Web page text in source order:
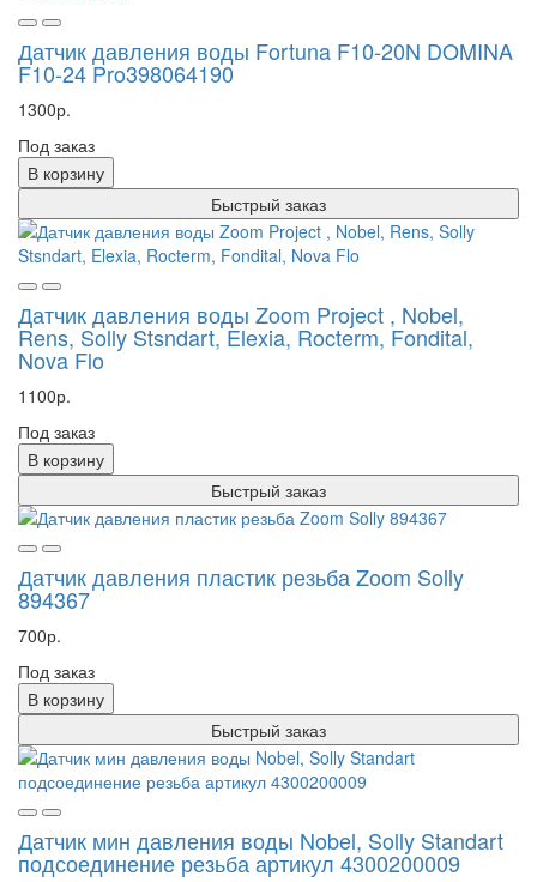
Датчик давления воды Fortuna F10-20N DOMINA
F10-24 Pro398064190
1300р.
Под заказ
В корзину
Быстрый заказ
Датчик давления воды Zoom Project , Nobel,
Rens, Solly Stsndart, Elexia, Rocterm, Fondital,
Nova Flo
1100р.
Под заказ
В корзину
Быстрый заказ
Датчик давления пластик резьба Zoom Solly
894367
700р.
Под заказ
В корзину
Быстрый заказ
Датчик мин давления воды Nobel, Solly Standart
подсоединение резьба артикул 4300200009